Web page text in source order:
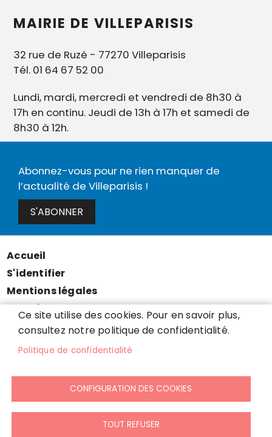
MAIRIE DE VILLEPARISIS
32 rue de Ruzé - 77270 Villeparisis
Tél. 01 64 67 52 00
Lundi, mardi, mercredi et vendredi de 8h30 à
17h en continu. Jeudi de 13h à 17h et samedi de
8h30 à 12h.
Abonnez-vous pour ne rien manquer de
l’actualité de Villeparisis !
S'ABONNER
Menu
Pied
de
page
Accueil
S'identifier
Mentions légales
Données personnelles
Accessibilité : partiellement conforme
Cookies
Presse
Ce site utilise des cookies. Pour en savoir plus,
consultez notre politique de confidentialité.
Politique de confidentialité
CONFIGURATION DES COOKIES
TOUT REFUSER